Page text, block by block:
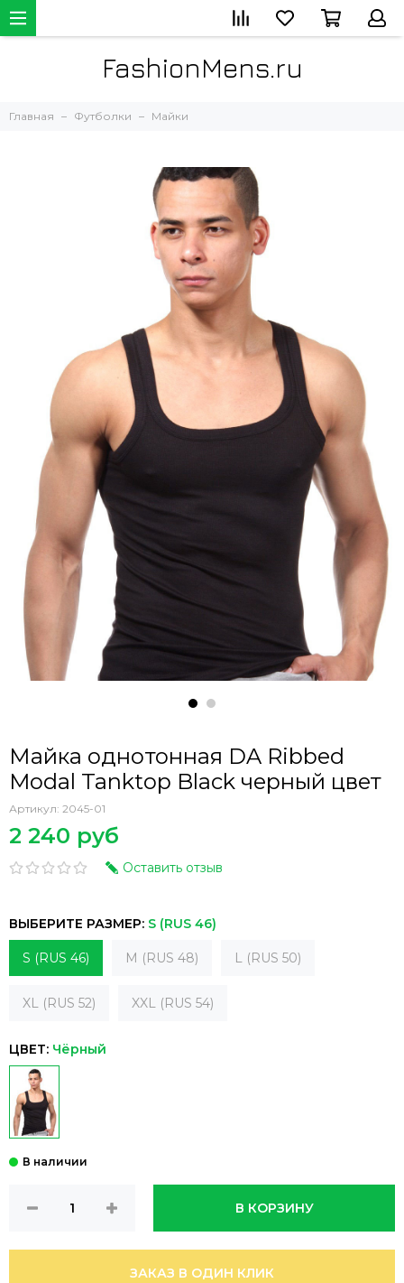
FashionMens.ru
Главная Футболки Майки
Майка однотонная DA Ribbed
Modal Tanktop Black черный цвет
Артикул: 2045-01
2 240 руб
Оставить отзыв
ВЫБЕРИТЕ РАЗМЕР: S (RUS 46)
S (RUS 46) M (RUS 48) L (RUS 50)
XL (RUS 52) XXL (RUS 54)
ЦВЕТ: Чёрный
В КОРЗИНУ
ЗАКАЗ В ОДИН КЛИК